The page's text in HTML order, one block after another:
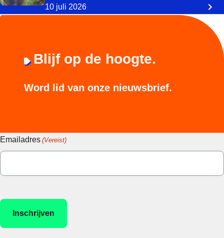
10 juli 2026
Blijf op de hoogte.
Word lid van onze nieuwsbrief.
Emailadres (Vereist)